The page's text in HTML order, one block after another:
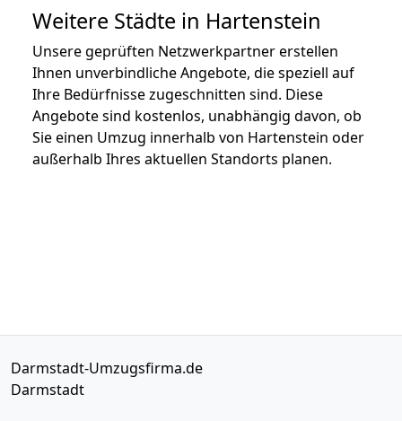
Weitere Städte in Hartenstein
Unsere geprüften Netzwerkpartner erstellen
Ihnen unverbindliche Angebote, die speziell auf
Ihre Bedürfnisse zugeschnitten sind. Diese
Angebote sind kostenlos, unabhängig davon, ob
Sie einen Umzug innerhalb von Hartenstein oder
außerhalb Ihres aktuellen Standorts planen.
Darmstadt-Umzugsfirma.de
Darmstadt